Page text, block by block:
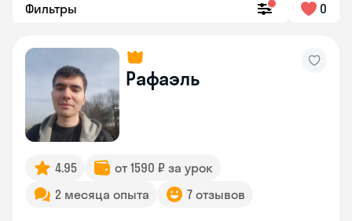
Фильтры 0
Рафаэль
4.95
от 1590 ₽ за урок
2 месяца опыта
7 отзывов